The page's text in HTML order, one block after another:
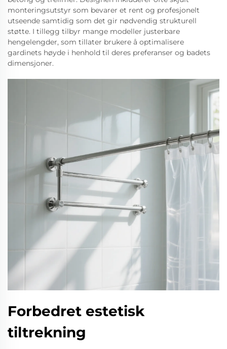
monteringsutstyr som bevarer et rent og profesjonelt
utseende samtidig som det gir nødvendig strukturell
støtte. I tillegg tilbyr mange modeller justerbare
hengelengder, som tillater brukere å optimalisere
gardinets høyde i henhold til deres preferanser og badets
dimensjoner.
Forbedret estetisk
tiltrekning